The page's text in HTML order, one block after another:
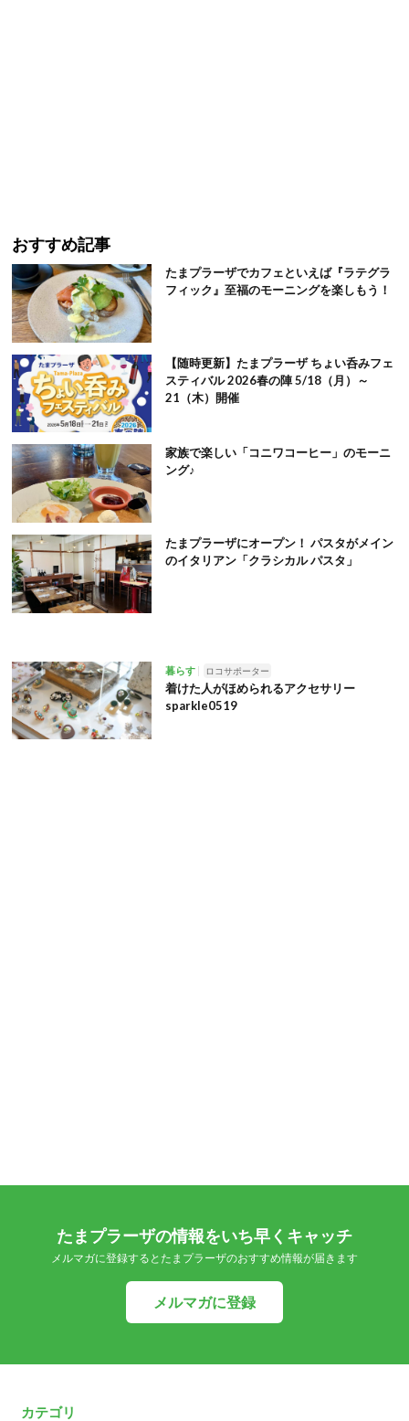
おすすめ記事
たまプラーザでカフェといえば『ラテグラ
フィック』至福のモーニングを楽しもう！
【随時更新】たまプラーザ ちょい呑みフェ
スティバル 2026春の陣 5/18（月）～
21（木）開催
家族で楽しい「コニワコーヒー」のモーニ
ング♪
たまプラーザにオープン！ パスタがメイン
のイタリアン「クラシカル パスタ」
暮らす ロコサポーター
着けた人がほめられるアクセサリー
sparkle0519
たまプラーザの情報をいち早くキャッチ
メルマガに登録するとたまプラーザのおすすめ情報が届きます
メルマガに登録
カテゴリ